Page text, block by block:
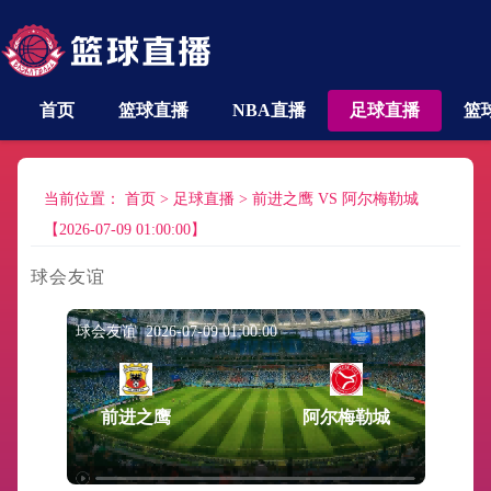
首页 篮球直播 NBA直播 足球直播 篮
当前位置： 首页 > 足球直播 > 前进之鹰 VS 阿尔梅勒城
【2026-07-09 01:00:00】
球会友谊
球会友谊 2026-07-09 01:00:00
前进之鹰 阿尔梅勒城